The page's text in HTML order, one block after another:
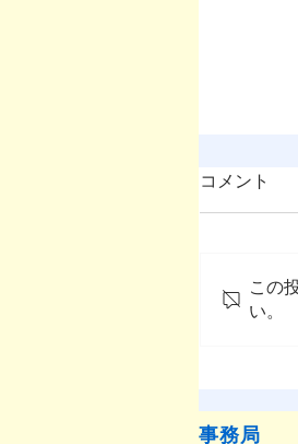
コメント
この
い。
事務局